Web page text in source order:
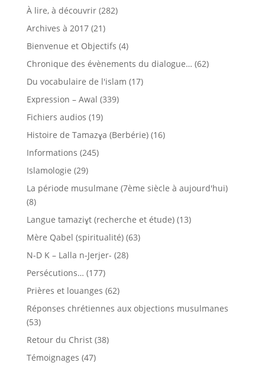
À lire, à découvrir(282)
Archives à 2017(21)
Bienvenue et Objectifs (4)
Chronique des évènements du dialogue… (62)
Du vocabulaire de l'islam (17)
Expression – Awal (339)
Fichiers audios (19)
Histoire de Tamazɣa (Berbérie)(16)
Informations (245)
Islamologie (29)
La période musulmane (7ème siècle à aujourd'hui)
(8)
Langue tamaziɣt (recherche et étude)(13)
Mère Qabel (spiritualité)(63)
N-D K – Lalla n-Jerjer- (28)
Persécutions… (177)
Prières et louanges (62)
Réponses chrétiennes aux objections musulmanes
(53)
Retour du Christ(38)
Témoignages (47)